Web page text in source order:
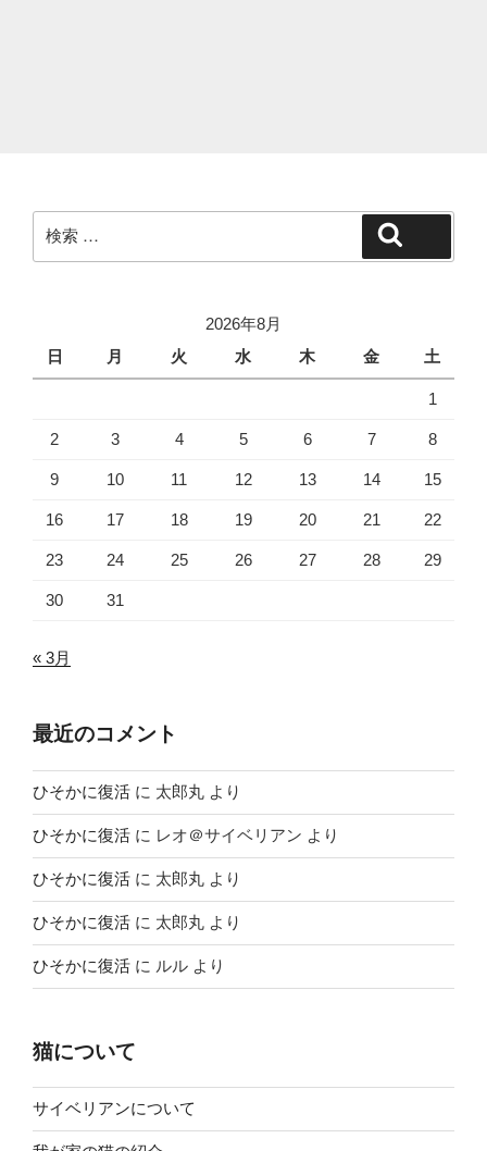
索:
2026年8月
日
月 火 水 木 金 土
1
2 3 4 5 6 7 8
9 10 11 12 13 14 15
16 17 18 19 20 21 22
23 24 25 26 27 28 29
30 31
« 3月
最近のコメント
ひそかに復活 に 太郎丸 より
ひそかに復活 に レオ＠サイベリアン より
ひそかに復活 に 太郎丸 より
ひそかに復活 に 太郎丸 より
ひそかに復活 に ルル より
猫について
サイベリアンについて